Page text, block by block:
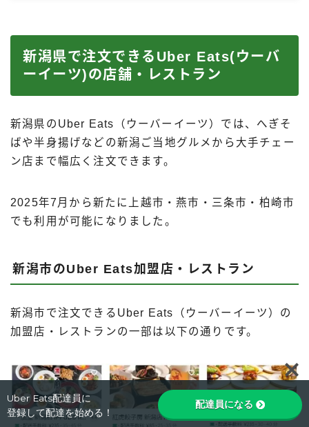
新潟県で注文できるUber Eats(ウーバ
ーイーツ)の店舗・レストラン
新潟県のUber Eats（ウーバーイーツ）では、へぎそ
ばや半身揚げなどの新潟ご当地グルメから大手チェー
ン店まで幅広く注文できます。
2025年7月から新たに上越市・燕市・三条市・柏崎市
でも利用が可能になりました。
新潟市のUber Eats加盟店・レストラン
新潟市で注文できるUber Eats（ウーバーイーツ）の
加盟店・レストランの一部は以下の通りです。
Uber Eats配達員に
登録して配達を始める！
配達員になる